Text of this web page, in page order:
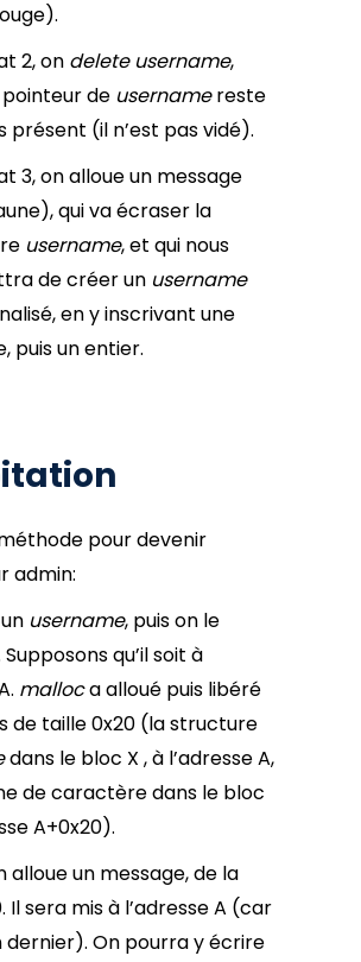
2, on delete username,
de usernamereste
présent (il n’est pas vidé).
3, on alloue un message
qui va écraser la
username, et qui nous
de créer un username
en y inscrivant une
puis un entier.
pour devenir
admin:
username, puis on le
qu’il soit à
malloca alloué puis libéré
de taille 0x20 (la structure
dans le bloc X , à l’adresse A,
de caractère dans le bloc
A+0x20).
alloue un message, de la
Il sera mis à l’adresse A (car
dernier). On pourra y écrire